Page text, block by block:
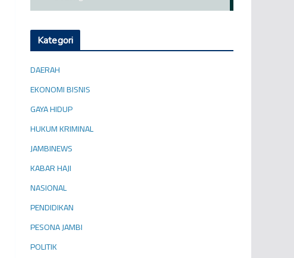
Kategori
DAERAH
EKONOMI BISNIS
GAYA HIDUP
HUKUM KRIMINAL
JAMBINEWS
KABAR HAJI
NASIONAL
PENDIDIKAN
PESONA JAMBI
POLITIK